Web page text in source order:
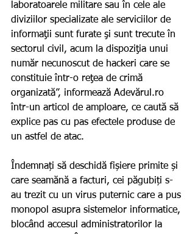
laboratoarele militare sau în cele ale
diviziilor specializate ale serviciilor de
informaţii sunt furate şi sunt trecute în
sectorul civil, acum la dispoziţia unui
număr necunoscut de hackeri care se
constituie într-o reţea de crimă
organizată”, informează Adevărul.ro
într-un articol de amploare, ce caută să
explice pas cu pas efectele produse de
un astfel de atac.
Îndemnați să deschidă fișiere primite și
care seamănă a facturi, cei păgubiți s-
au trezit cu un virus puternic care a pus
monopol asupra sistemelor informatice,
blocând accesul administratorilor la